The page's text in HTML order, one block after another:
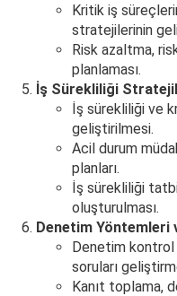
Kritik iş
stratejilerinin
Risk azaltma,
planlaması.
İş Sürekliliği
İş sürekliliği ve
geliştirilmesi.
Acil durum
planları.
İş sürekliliği
oluşturulması.
Denetim Yöntemleri
Denetim kontrol
soruları
Kanıt toplama,